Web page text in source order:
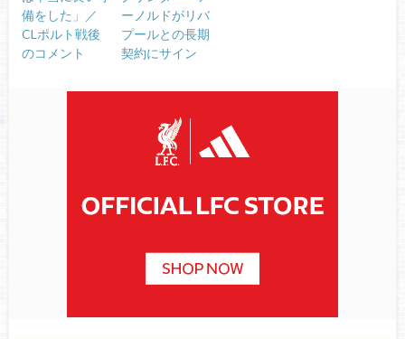
備をした」／
CLポルト戦後
のコメント
ーノルドがリバ
プールとの長期
契約にサイン